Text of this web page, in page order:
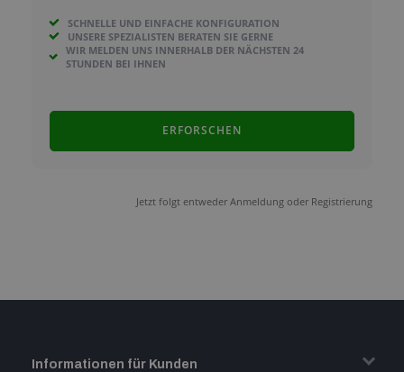
SCHNELLE UND EINFACHE KONFIGURATION
UNSERE SPEZIALISTEN BERATEN SIE GERNE
WIR MELDEN UNS INNERHALB DER NÄCHSTEN 24
STUNDEN BEI IHNEN
ERFORSCHEN
Jetzt folgt entweder Anmeldung oder Registrierung
Informationen für Kunden